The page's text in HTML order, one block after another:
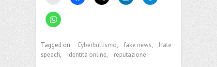
Tagged on: Cyberbullismo , fake news ,
speech , , reputazione